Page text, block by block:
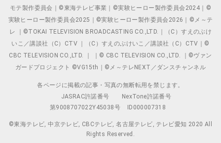
モテ製作委員会｜©東海テレビ事業｜©実験ヒーロー製作委員会2024｜©
実験ヒーロー製作委員会2025｜©実験ヒーロー製作委員会2026｜©メ～テ
レ ｜©TOKAI TELEVISION BROADCASTING CO.,LTD.｜（C）すえのぶけ
いこ／講談社（C）CTV ｜（C）すえのぶけいこ／講談社（C）CTV｜©
CBC TELEVISION CO.,LTD. ｜ ｜© CBC TELEVISION CO.,LTD. ｜©ヴァン
ガードプロジェクト ©VG15th｜©メ～テレNEXT／ダンスチャンネル
各ページに掲載の記事・写真の無断転用を禁じます。
JASRAC許諾番号
NexTone許諾番号
第9008707022Y45038号
ID000007318
©東海テレビ, 中京テレビ, CBCテレビ, 名古屋テレビ, テレビ愛知 2020 All
Rights Reserved.